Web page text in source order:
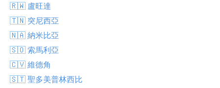
🇷🇼 盧旺達
🇹🇳 突尼西亞
🇳🇦 納米比亞
🇸🇴 索馬利亞
🇨🇻 維德角
🇸🇹 聖多美普林西比